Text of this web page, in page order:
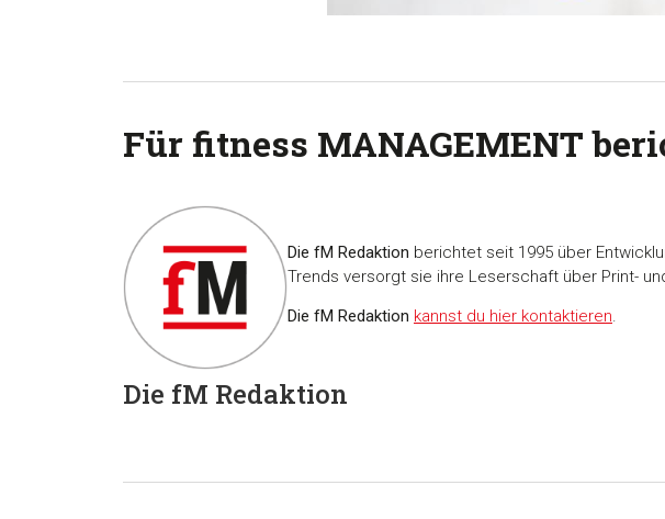
Für fitness MANAGEMENT
Die fM Redaktion
Die fM Redaktion berichtet seit 1995 über
Trends versorgt sie ihre Leserschaft über Print-
Die fM Redaktion kannst du hier kontaktieren.